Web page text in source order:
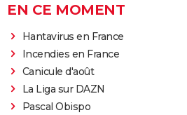
EN CE MOMENT
Hantavirus en France
Incendies en France
Canicule d'août
La Liga sur DAZN
Pascal Obispo